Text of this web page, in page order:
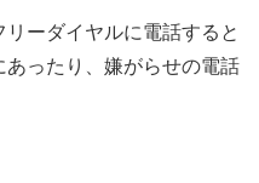
ーダイヤルに電話すると
あったり、嫌がらせの電話